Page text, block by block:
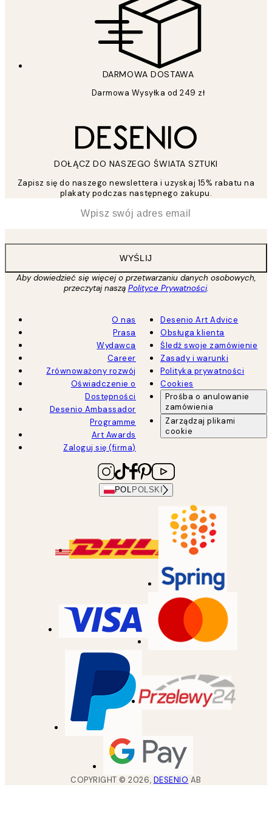
DARMOWA DOSTAWA
Darmowa Wysyłka od 249 zł
DOŁĄCZ DO NASZEGO ŚWIATA SZTUKI
Zapisz się do naszego newslettera i uzyskaj 15% rabatu na
plakaty podczas następnego zakupu.
WYŚLIJ
Aby dowiedzieć się więcej o przetwarzaniu danych osobowych,
przeczytaj naszą Polityce Prywatności.
O nas
Prasa
Wydawca
Career
Zrównoważony rozwój
Oświadczenie o
Dostępności
Desenio Ambassador
Programme
Art Awards
Zaloguj się (firma)
Desenio Art Advice
Obsługa klienta
Śledź swoje zamówienie
Zasady i warunki
Polityka prywatności
Cookies
Prośba o anulowanie
zamówienia
Zarządzaj plikami
cookie
POL POLSKI
COPYRIGHT ©2026, DESENIO AB